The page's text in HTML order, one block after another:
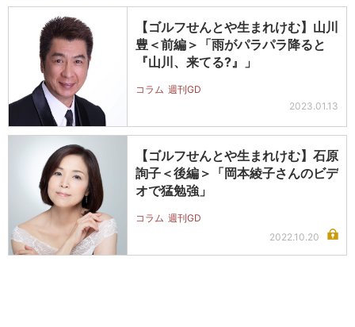
【ゴルフせんとや生まれけむ】山川
豊＜前編＞「雨がパラパラ降ると
『山川、来てる?』」
コラム 週刊GD
2023.01.13
【ゴルフせんとや生まれけむ】石原
詢子＜後編＞「岡本綾子さんのビデ
オで猛勉強」
コラム 週刊GD
2022.10.20